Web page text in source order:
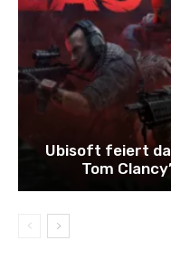
Ubisoft feiert
Tom